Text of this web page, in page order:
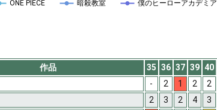
ONE PIECE 暗殺教室 僕のヒーローアカデミア
作品 35 36 37 39 40
- 2 1 2 2
2 3 2 4 3